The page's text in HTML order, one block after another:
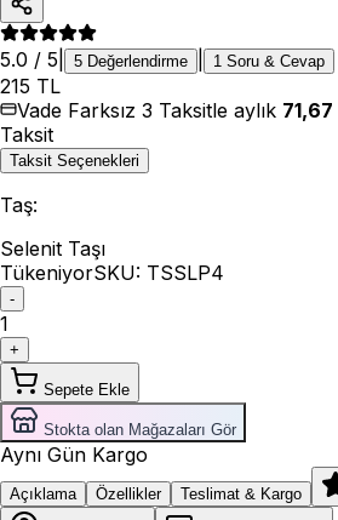
5.0 / 5 5 Değerlendirme 1 Soru & Cevap
215 TL
Vade Farksız 3 Taksitle aylık 71,67
Taksit
Taksit Seçenekleri
Taş:
Selenit Taşı
TükeniyorSKU: TSSLP4
-
1
+
Sepete Ekle
Stokta olan Mağazaları Gör
Aynı Gün Kargo
Açıklama Özellikler Teslimat & Kargo